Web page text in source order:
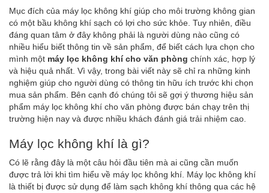
Mục đích của máy lọc không khí giúp cho môi trường không gian
có một bầu không khí sạch có lợi cho sức khỏe. Tuy nhiên, điều
đáng quan tâm ở đây không phải là người dùng nào cũng có
nhiều hiểu biết thông tin về sản phẩm, để biết cách lựa chọn cho
mình một máy lọc không khí cho văn phòng chính xác, hợp lý
và hiệu quả nhất. Vì vậy, trong bài viết này sẽ chỉ ra những kinh
nghiệm giúp cho người dùng có thông tin hữu ích trước khi chọn
mua sản phẩm. Bên cạnh đó chúng tôi sẽ gợi ý thương hiệu sản
phẩm máy lọc không khí cho văn phòng được bán chạy trên thị
trường hiện nay và được nhiều khách đánh giá trải nhiệm cao.
Máy lọc không khí là gì?
Có lẽ rằng đây là một câu hỏi đầu tiên mà ai cũng cần muốn
được trả lời khi tìm hiểu về máy lọc không khí. Máy lọc không khí
là thiết bị được sử dụng để làm sạch không khí thông qua các hệ